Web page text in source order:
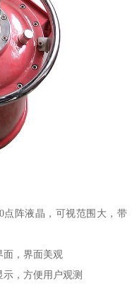
点阵液晶，可视范围大，带
面，界面美观
，方便用户观测